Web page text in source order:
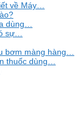
về Máy…
dùng…
sự…
bơm màng hàng…
thuốc dùng…